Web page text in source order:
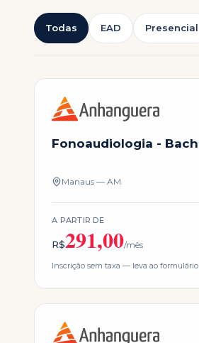
Todas EAD Presencial
Fonoaudiologia -
Manaus — AM
A PARTIR DE
R$291,00/mês
Inscrição sem taxa — leva ao